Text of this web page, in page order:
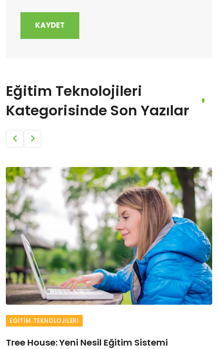
KAYDET
Eğitim Teknolojileri
Kategorisinde Son Yazılar
EĞITIM TEKNOLOJILERI
Tree House: Yeni Nesil Eğitim Sistemi